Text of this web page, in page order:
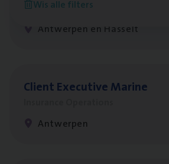
Wis alle filters
Insurance Operations
Antwerpen en Hasselt
Client Exe­cu­ti­ve Marine
Antwerpen